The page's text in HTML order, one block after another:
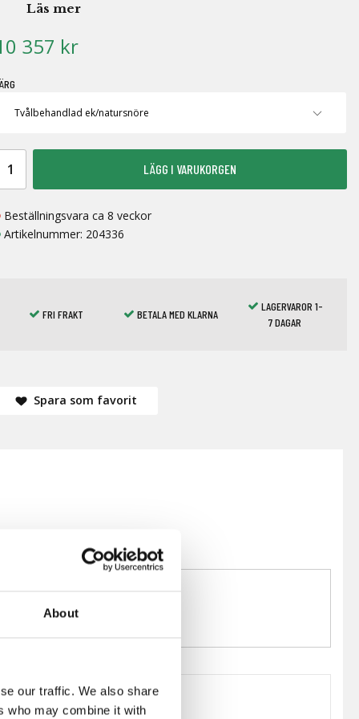
About
our traffic. We also share
who may combine it with
Läs mer
357 kr
LÄGG I VARUKORGEN
Beställningsvara ca 8 veckor
Artikelnummer: 204336
FRI FRAKT BETALA MED KLARNA
LAGERVAROR 1-
7 DAGAR
Spara som favorit